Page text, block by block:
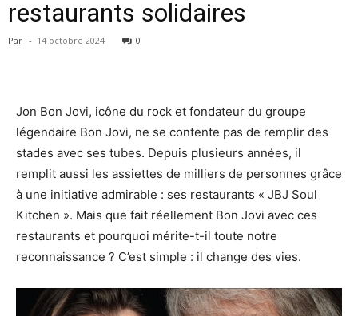
restaurants solidaires
Par - 14 octobre 2024 0
Jon Bon Jovi, icône du rock et fondateur du groupe
légendaire Bon Jovi, ne se contente pas de remplir des
stades avec ses tubes. Depuis plusieurs années, il
remplit aussi les assiettes de milliers de personnes grâce
à une initiative admirable : ses restaurants « JBJ Soul
Kitchen ». Mais que fait réellement Bon Jovi avec ces
restaurants et pourquoi mérite-t-il toute notre
reconnaissance ? C’est simple : il change des vies.